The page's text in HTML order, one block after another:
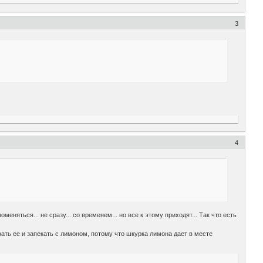
3
4
не сразу... со временем... но все к этому приходят... Так что есть
ее и запекать с лимоном, потому что шкурка лимона дает в месте